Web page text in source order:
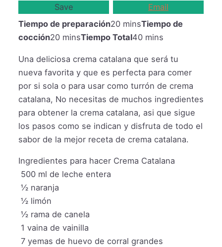
Save
Email
Tiempo de preparación20 minsTiempo de
cocción20 minsTiempo Total40 mins
Una deliciosa crema catalana que será tu
nueva favorita y que es perfecta para comer
por si sola o para usar como turrón de crema
catalana, No necesitas de muchos ingredientes
para obtener la crema catalana, asi que sigue
los pasos como se indican y disfruta de todo el
sabor de la mejor receta de crema catalana.
Ingredientes para hacer Crema Catalana
500 ml de leche entera
½ naranja
½ limón
½ rama de canela
1 vaina de vainilla
7 yemas de huevo de corral grandes